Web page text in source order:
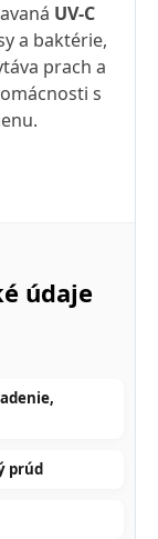
UV-C
a baktérie,
prach a
s
údaje
prúd